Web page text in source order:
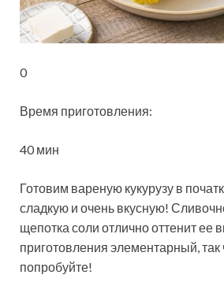
0
Время приготовления:
40 мин
Готовим вареную кукурузу в
сладкую и очень вкусную!
щепотка соли отлично оттенит ее
приготовления элементарный, так
попробуйте!